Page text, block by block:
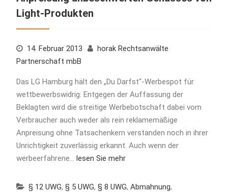
Light-Produkten
14. Februar 2013
horak Rechtsanwälte
Partnerschaft mbB
Das LG Hamburg hält den „Du Darfst“-Werbespot für
wettbewerbswidrig: Entgegen der Auffassung der
Beklagten wird die streitige Werbebotschaft dabei vom
Verbraucher auch weder als rein reklamemäßige
Anpreisung ohne Tatsachenkern verstanden noch in ihrer
Unrichtigkeit zuverlässig erkannt. Auch wenn der
werbeerfahrene… lesen Sie mehr
§ 12 UWG, § 5 UWG, § 8 UWG, Abmahnung,